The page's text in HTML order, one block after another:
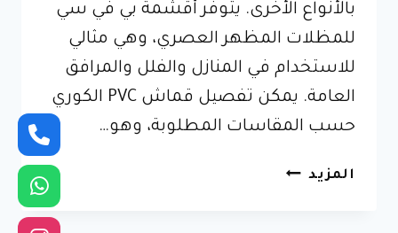
بالأنواع الأخرى. يتوفر أقشمة بي في سي
للمظلات المظهر العصري، وهي مثالي
للاستخدام في المنازل والفلل والمرافق
العامة. يمكن تفصيل قماش PVC الكوري
حسب المقاسات المطلوبة، وهو…
المزيد قماش